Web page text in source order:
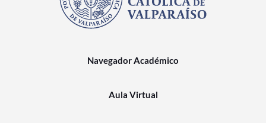
Navegador Académico
Aula Virtual